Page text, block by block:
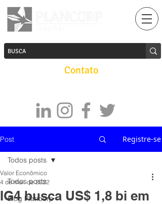
Contato
Post Registre-se
Todos posts
Blog Plancorp
Todos posts
IG4 busca US$ 1,8 bi em
Valor Econômico
4 de mai. de 2022